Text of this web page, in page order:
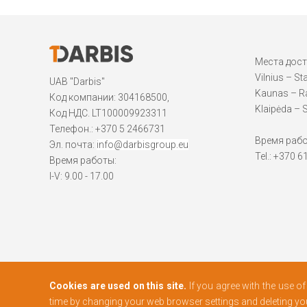
UAB "Darbis"
Код компании: 304168500,
Код НДС. LT100009923311
Телефон.: +370 5 2466731
Эл. почта: info@darbisgroup.eu
Время работы:
I-V: 9.00 - 17.00
Места
Vilnius –
Kaunas –
Klaipėda –
Время
Tel.: +370
© 2026 Все права защищены DARBIS
Cookies are used on this site. If you agree with the use
time by changing your web browser settings and deleting